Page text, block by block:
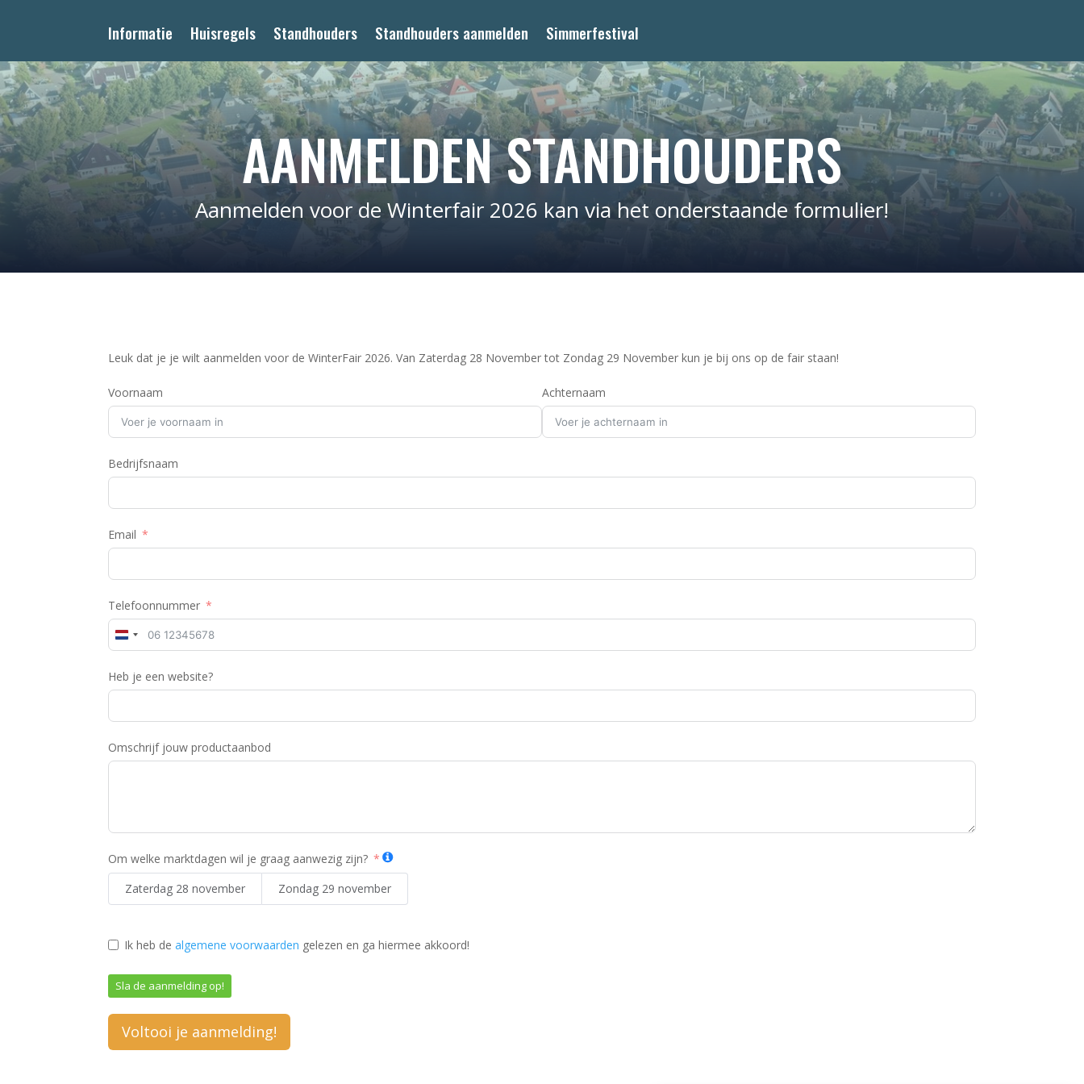
Informatie Huisregels Standhouders Standhouders aanmelden Simmerfestival
AANMELDEN STANDHOUDERS
Aanmelden voor de Winterfair 2026 kan via het onderstaande formulier!
Leuk dat je je wilt aanmelden voor de WinterFair 2026. Van Zaterdag 28 November tot Zondag 29 November kun je bij ons op de fair staan!
Voornaam Achternaam
Bedrijfsnaam
Email
Telefoonnummer
N
t
h
l
3
Heb je een website?
Omschrijf jouw productaanbod
Om welke marktdagen wil je graag aanwezig zijn?
Zaterdag 28 november
Zondag 29 november
Ik heb dealgemene voorwaarden gelezen en ga hiermee akkoord!
Sla de aanmelding op!
Voltooi je aanmelding!